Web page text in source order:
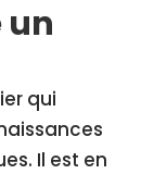
un
qui
Il est en